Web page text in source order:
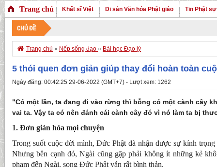
Trang chủ Khất sĩ Việt Di sản Văn hóa Phật giáo Tin Phật sự
CHỦ ĐỀ
 Trang chủ » Nếp sống đạo » Bài học Đạo lý
5 thói quen đơn giản giúp thay đổi hoàn toàn
Ngày đăng: 00:42:25 29-06-2022 (GMT+7) - Lượt xem: 1262
"Có một lần, ta đang đi vào rừng thì bỗng có một cành cây
vai ta. Vậy ta có nên đánh cái cành cây đó vì nó làm ta bị
1. Đơn giản hóa mọi chuyện
Trong suốt cuộc đời mình, Đức Phật đã nhận được sự kính
Nhưng bên cạnh đó, Ngài cũng gặp phải không ít những kẻ
phạm đến Ngài, song Đức Phật vẫn rất bình thản.